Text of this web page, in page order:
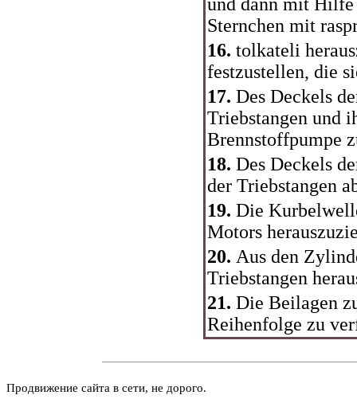
und dann mit Hilfe
Sternchen mit
16. tolkateli
festzustellen, die
17. Des Deckels
Triebstangen und
Brennstoffpumpe
18. Des Deckels
der Triebstangen
19. Die
Motors
20. Aus den
Triebstangen
21. Die Beilagen
Reihenfolge zu
Продвижение сайта в сети, не дорого.